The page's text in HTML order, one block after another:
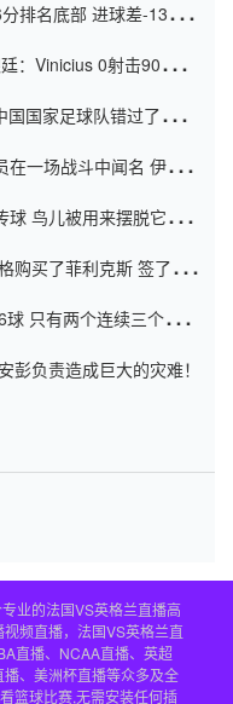
排名底部 进球差-13令人
：Vinicius 0射击90分钟
国家足球队错过了世界
一场战斗中闻名 伊万放
球 鸟儿被用来摆脱它
购买了菲利克斯 签了7年
只有两个连续三个连续
负责造成巨大的灾难！
业的法国VS英格兰直播高
频直播，法国VS英格兰直
直播、NCAA直播、英超
、美洲杯直播等众多及全
篮球比赛,无需安装任何插